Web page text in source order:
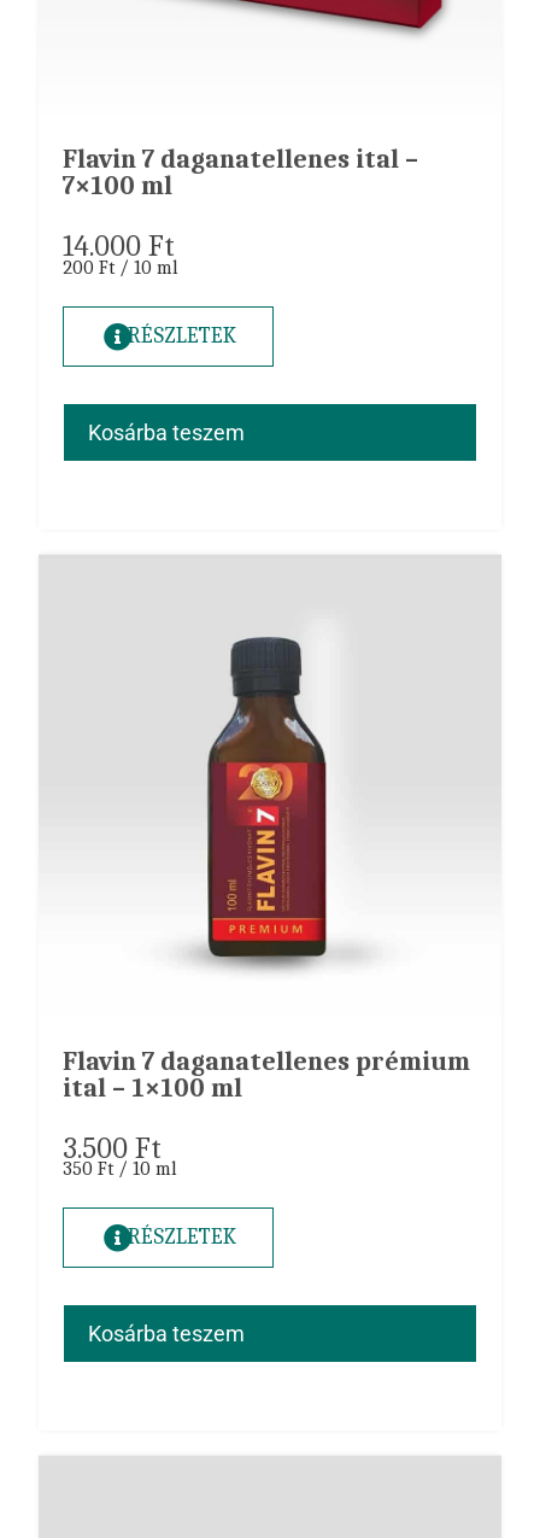
Flavin 7 daganatellenes ital –
7×100 ml
14.000Ft
200 Ft / 10 ml
RÉSZLETEK
Kosárba teszem
Flavin 7 daganatellenes prémium
ital – 1×100 ml
3.500Ft
350 Ft / 10 ml
RÉSZLETEK
Kosárba teszem